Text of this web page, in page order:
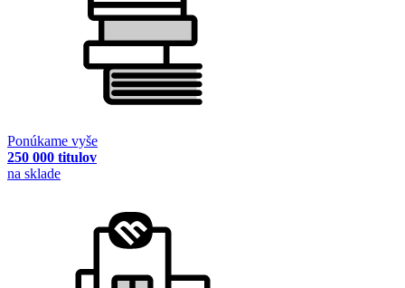
Ponúkame vyše
250 000 titulov
na sklade